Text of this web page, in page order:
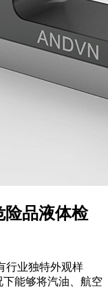
险品液体检
行业独特外观样
能够将汽油、航空